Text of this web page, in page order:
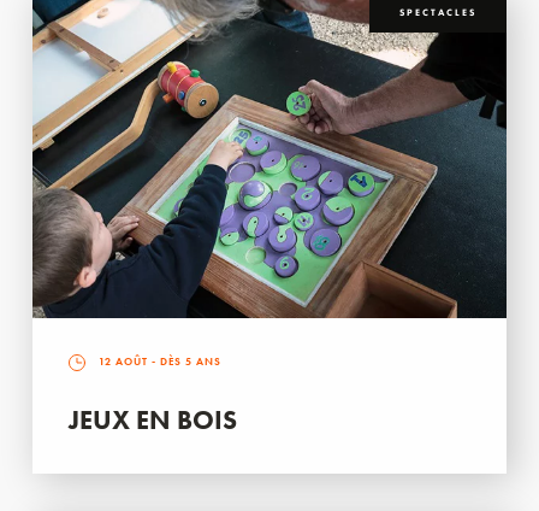
SPECTACLES
12 AOÛT - DÈS 5 ANS
JEUX EN BOIS